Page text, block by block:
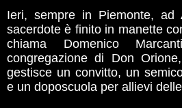
Ieri, sempre in Piemonte, ad
sacerdote è finito in manette
chiama Domenico
congregazione di Don
gestisce un convitto, un
e un doposcuola per allievi